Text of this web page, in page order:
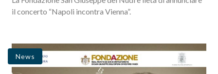
il concerto “Napoli incontra Vienna”.
News